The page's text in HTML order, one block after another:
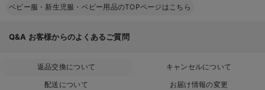
ベビー服・新生児服・ベビー用品のTOPページはこちら
Q&A お客様からのよくあるご質問
返品交換について
キャンセルについて
配送について
お届け情報の変更